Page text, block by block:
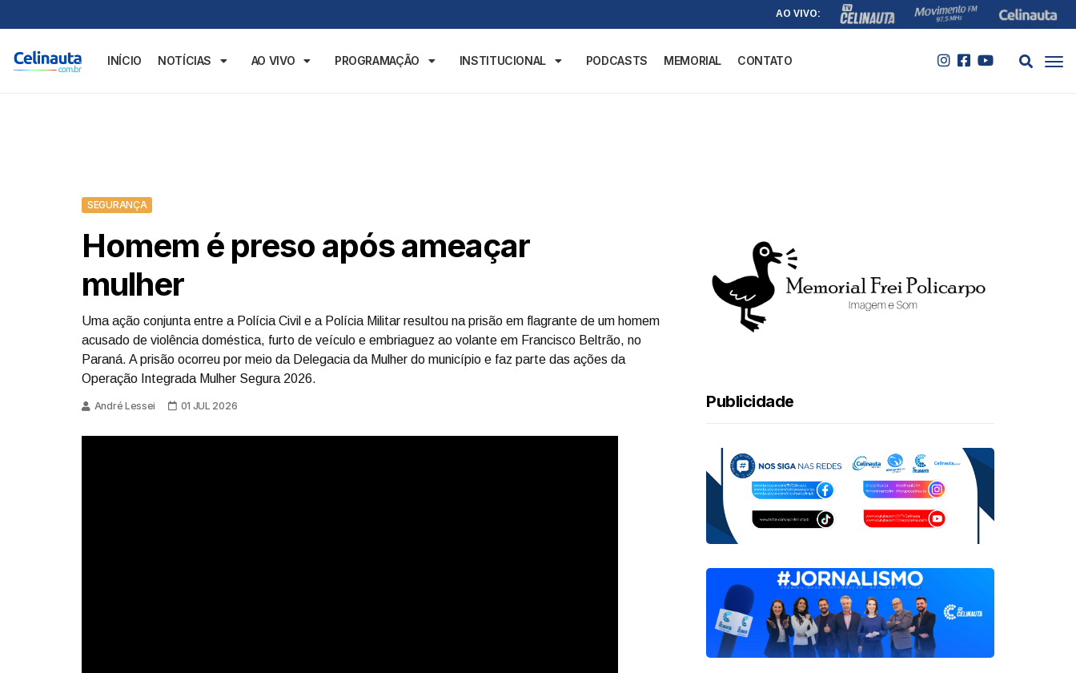
AO VIVO:
INÍCIO NOTÍCIAS AO VIVO PROGRAMAÇÃO INSTITUCIONAL PODCASTS MEMORIAL CONTATO
SEGURANÇA
Homem é preso após ameaçar
mulher
Uma ação conjunta entre a Polícia Civil e a Polícia Militar resultou na prisão em flagrante de um homem
acusado de violência doméstica, furto de veículo e embriaguez ao volante em Francisco Beltrão, no
Paraná. A prisão ocorreu por meio da Delegacia da Mulher do município e faz parte das ações da
Operação Integrada Mulher Segura 2026.
André Lessei 01 JUL 2026 Publicidade